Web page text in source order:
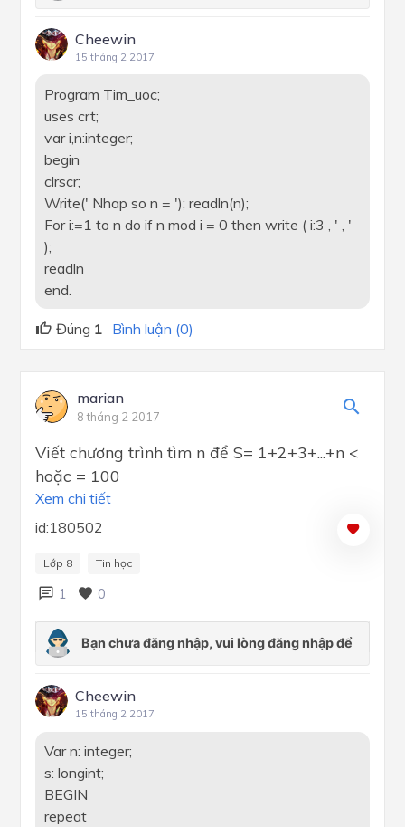
Cheewin
15 tháng 2 2017
Program Tim_uoc;
uses crt;
var i,n:integer;
begin
clrscr;
Write(' Nhap so n = '); readln(n);
For i:=1 to n do if n mod i = 0 then write ( i:3 , ' , '
);
readln
end.
Đúng 1 Bình luận (0)
marian
8 tháng 2 2017
Viết chương trình tìm n để S= 1+2+3+...+n <
hoặc = 100
Xem chi tiết
id:180502
Lớp 8 Tin học
1 0
Cheewin
15 tháng 2 2017
Var n: integer;
s: longint;
BEGIN
repeat